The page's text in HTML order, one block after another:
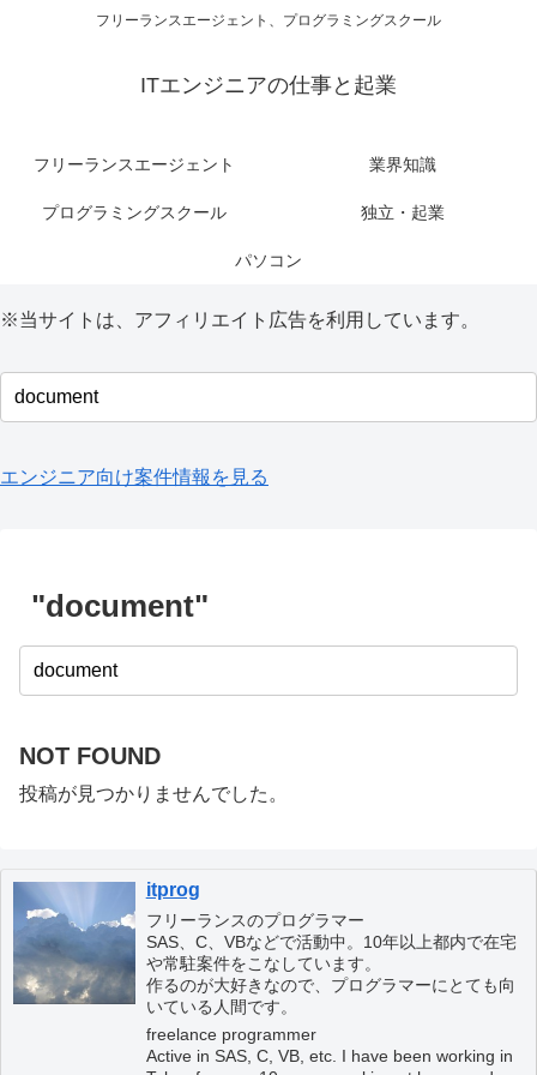
フリーランスエージェント、プログラミングスクール
ITエンジニアの仕事と起業
フリーランスエージェント 業界知識
プログラミングスクール 独立・起業
パソコン
※当サイトは、アフィリエイト広告を利用しています。
エンジニア向け案件情報を見る
"document"
NOT FOUND
投稿が見つかりませんでした。
itprog
フリーランスのプログラマー
SAS、C、VBなどで活動中。10年以上都内で在宅
や常駐案件をこなしています。
作るのが大好きなので、プログラマーにとても向
いている人間です。
freelance programmer
Active in SAS, C, VB, etc. I have been working in